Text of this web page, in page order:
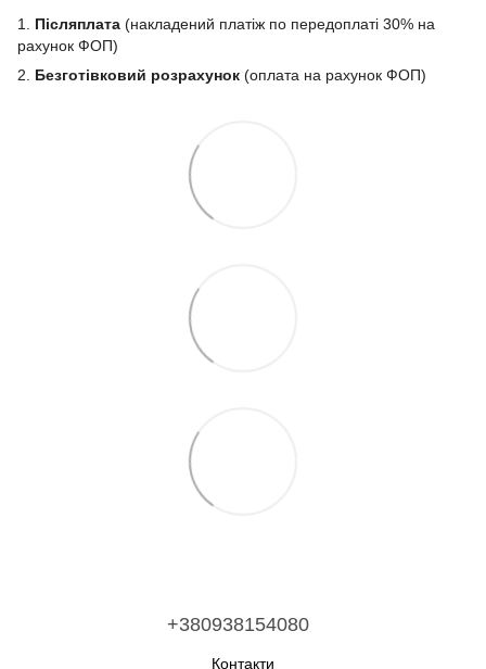
1. Післяплата (накладений платіж по передоплаті 30% на
рахунок ФОП)
2. Безготівковий розрахунок (оплата на рахунок ФОП)
+380938154080
Контакти